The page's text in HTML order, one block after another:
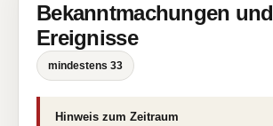
Bekanntmachungen und
Ereignisse
mindestens 33
Hinweis zum Zeitraum